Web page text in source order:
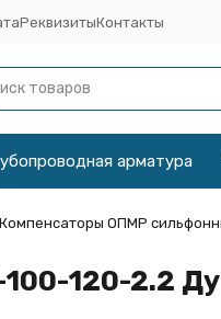
РеквизитыКонтакты
арматура
Компенсаторы ОПМР
120-2.2